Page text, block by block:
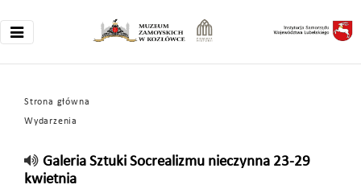
Strona główna
Wydarzenia
Galeria Sztuki Socrealizmu nieczynna 23-29
kwietnia